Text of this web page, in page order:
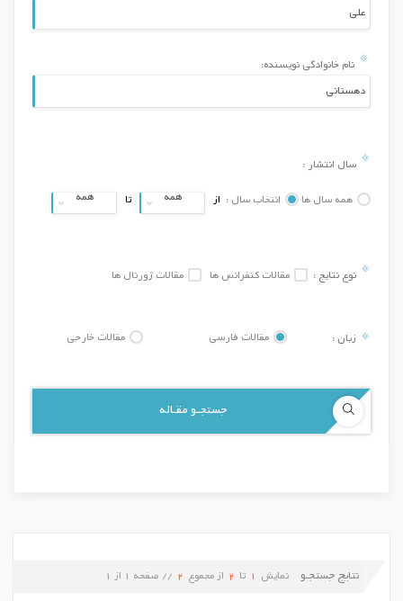
نام خانوادگی نویسنده:
سال انتشار :
همه سال ها انتخاب سال : از همه تا همه
نوع نتایج : مقالات کنفرانس ها مقالات ژورنال ها
زبان : مقالات فارسی مقالات خارجی
نتایج جستجـو نمایش تا 2 از مجموع 2 // صفحه 1 از 1